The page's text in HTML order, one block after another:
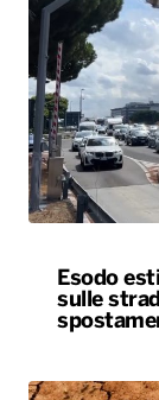
Esodo
sulle